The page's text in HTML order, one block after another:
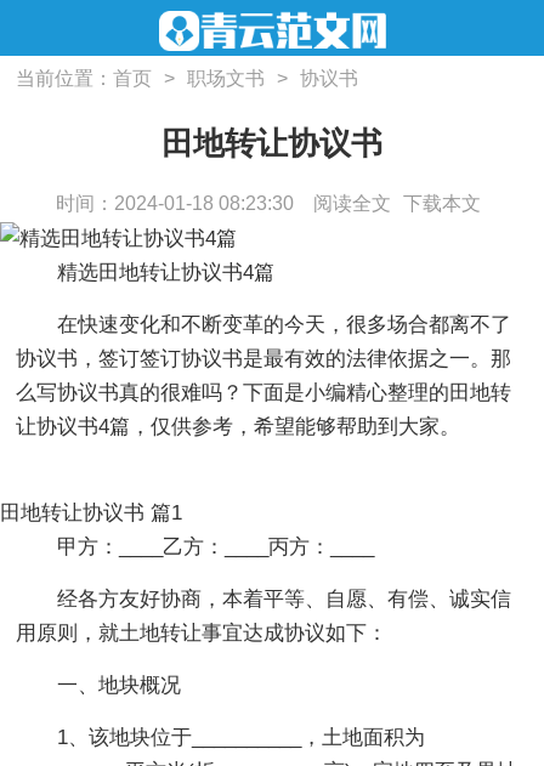
当前位置：首页 > 职场文书 > 协议书
田地转让协议书
时间：2024-01-18 08:23:30 阅读全文 下载本文
精选田地转让协议书4篇
在快速变化和不断变革的今天，很多场合都离不了
协议书，签订签订协议书是最有效的法律依据之一。那
么写协议书真的很难吗？下面是小编精心整理的田地转
让协议书4篇，仅供参考，希望能够帮助到大家。
田地转让协议书 篇1
甲方：____乙方：____丙方：____
经各方友好协商，本着平等、自愿、有偿、诚实信
用原则，就土地转让事宜达成协议如下：
一、地块概况
1、该地块位于__________，土地面积为